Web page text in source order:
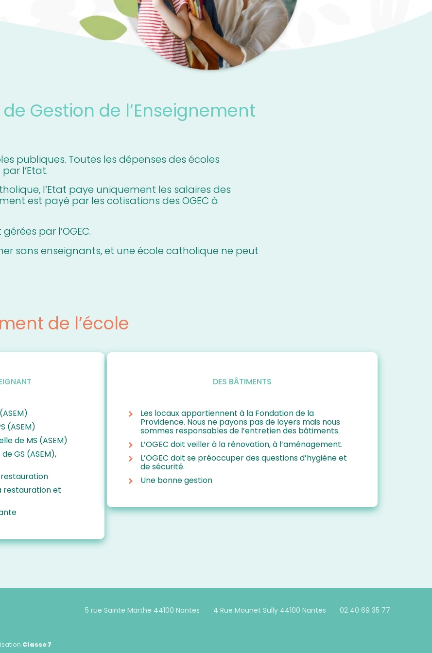
Gestion de l’Enseignement
publiques. Toutes les dépenses des écoles
l’Etat.
l’Etat paye uniquement les salaires des
est payé par les cotisations des OGEC à
par l’OGEC.
sans enseignants, et une école catholique ne peut
de l’école
(ASEM)
de MS (ASEM)
GS (ASEM),
restauration
restauration et
DES BÂTIMENTS
Les locaux appartiennent à la Fondation de la
Providence. Nous ne payons pas de loyers mais nous
sommes responsables de l’entretien des bâtiments.
L’OGEC doit veiller à la rénovation, à l’aménagement.
L’OGEC doit se préoccuper des questions d’hygiène et
de sécurité.
Une bonne gestion
Principale
5 rue Sainte Marthe 44100 Nantes 4 Rue Mounet Sully 44100 Nantes 02 40 69 35 77
Classe 7